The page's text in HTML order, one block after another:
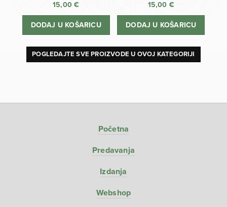
15,00€
DODAJ U KOŠARICU
15,00 €
DODAJ U KOŠARICU
POGLEDAJTE SVE PROIZVODE U OVOJ KATEGORIJI
Početna
Predavanja
Izdanja
Webshop